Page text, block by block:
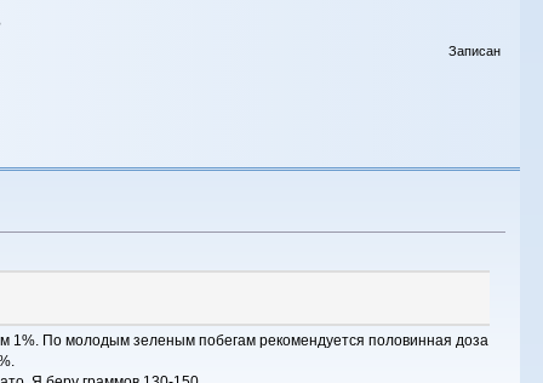
Записан
1%. По молодым зеленым побегам рекомендуется половинная доза